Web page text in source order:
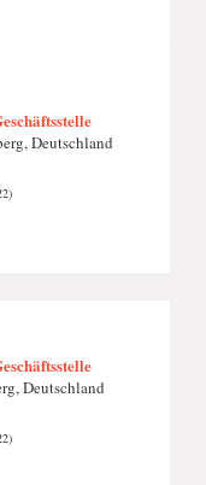
Deutschland
Deutschland